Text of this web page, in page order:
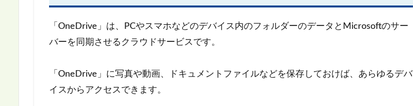
「OneDrive」は、PCやスマホなどのデバイス内のフォルダーのデータとMicrosoftのサー
バーを同期させるクラウドサービスです。
「OneDrive」に写真や動画、ドキュメントファイルなどを保存しておけば、あらゆるデバ
イスからアクセスできます。